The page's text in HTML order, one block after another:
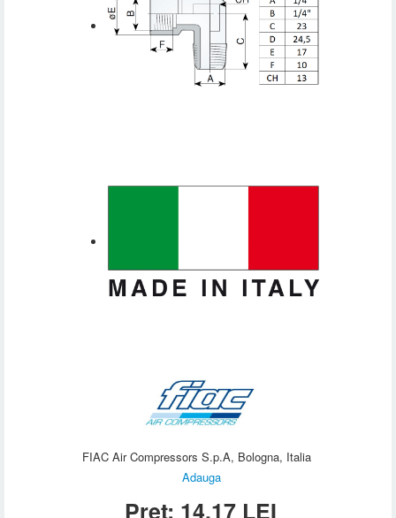
FIAC Air Compressors S.p.A, Bologna, Italia
Adauga
Preț: 14,17 LEI